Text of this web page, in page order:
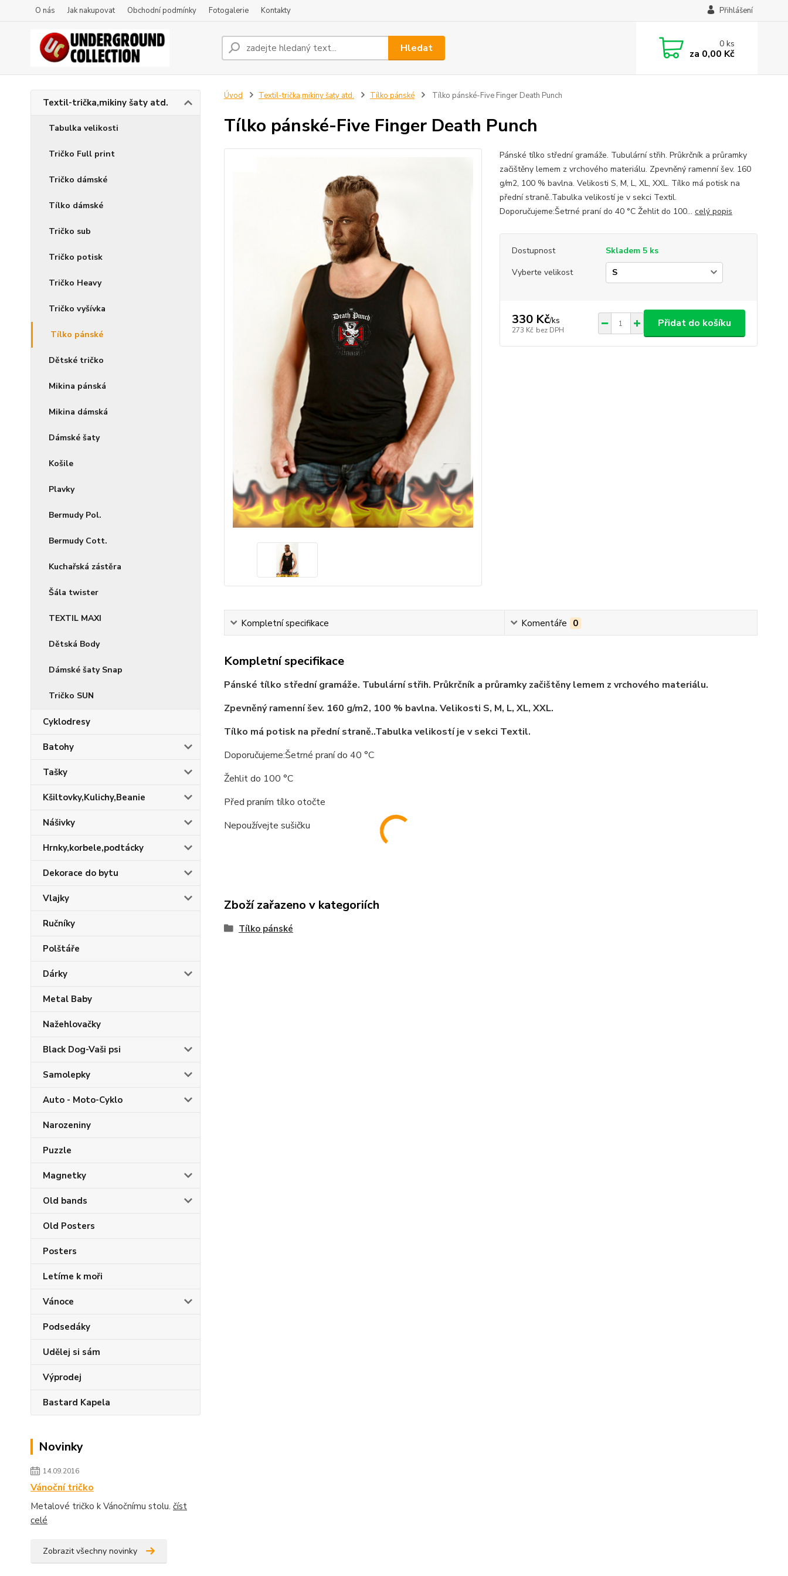
O nás Jak nakupovat Obchodní podmínky Fotogalerie Kontakty Přihlášení
Hledat 0ks
za 0,00 Kč
Textil-trička,mikiny šaty atd.
Tabulka velikosti
Tričko Full print
Tričko dámské
Tílko dámské
Tričko sub
Tričko potisk
Tričko Heavy
Tričko vyšívka
Tílko pánské
Dětské tričko
Mikina pánská
Mikina dámská
Dámské šaty
Košile
Plavky
Bermudy Pol.
Bermudy Cott.
Kuchařská zástěra
Šála twister
TEXTIL MAXI
Dětská Body
Dámské šaty Snap
Tričko SUN
Cyklodresy
Batohy
Tašky
Kšiltovky,Kulichy,Beanie
Nášivky
Hrnky,korbele,podtácky
Dekorace do bytu
Vlajky
Ručníky
Polštáře
Dárky
Metal Baby
Nažehlovačky
Black Dog-Vaši psi
Samolepky
Auto - Moto-Cyklo
Narozeniny
Puzzle
Magnetky
Old bands
Old Posters
Posters
Letíme k moři
Vánoce
Podsedáky
Udělej si sám
Výprodej
Bastard Kapela
Novinky
14.09.2016
Vánoční tričko
Metalové tričko k Vánočnímu stolu. číst
celé
Zobrazit všechny novinky
Úvod Textil-trička,mikiny šaty atd. Tílko pánské Tílko pánské-Five Finger Death Punch
Tílko pánské-Five Finger Death Punch
Pánské tílko střední gramáže. Tubulární střih. Průkrčník a průramky
začištěny lemem z vrchového materiálu. Zpevněný ramenní šev. 160
g/m2, 100 % bavlna. Velikosti S, M, L, XL, XXL. Tílko má potisk na
přední straně..Tabulka velikostí je v sekci Textil.
Doporučujeme:Šetrné praní do 40 °C Žehlit do 100... celý popis
Dostupnost
Skladem 5 ks
Vyberte velikost
330 Kč/ks
273 Kč bez DPH
Přidat do košíku
Kompletní specifikace Komentáře 0
Kompletní specifikace
Pánské tílko střední gramáže. Tubulární střih. Průkrčník a průramky začištěny lemem z vrchového materiálu.
Zpevněný ramenní šev. 160 g/m2, 100 % bavlna. Velikosti S, M, L, XL, XXL.
Tílko má potisk na přední straně..Tabulka velikostí je v sekci Textil.
Doporučujeme:Šetrné praní do 40 °C
Žehlit do 100 °C
Před praním tílko otočte
Nepoužívejte sušičku
Zboží zařazeno v kategoriích
Tílko pánské